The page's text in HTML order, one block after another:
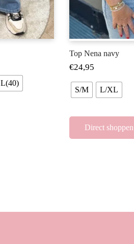
L(40)
Top Nena navy
€24,95
S/M L/XL
Direct shoppen